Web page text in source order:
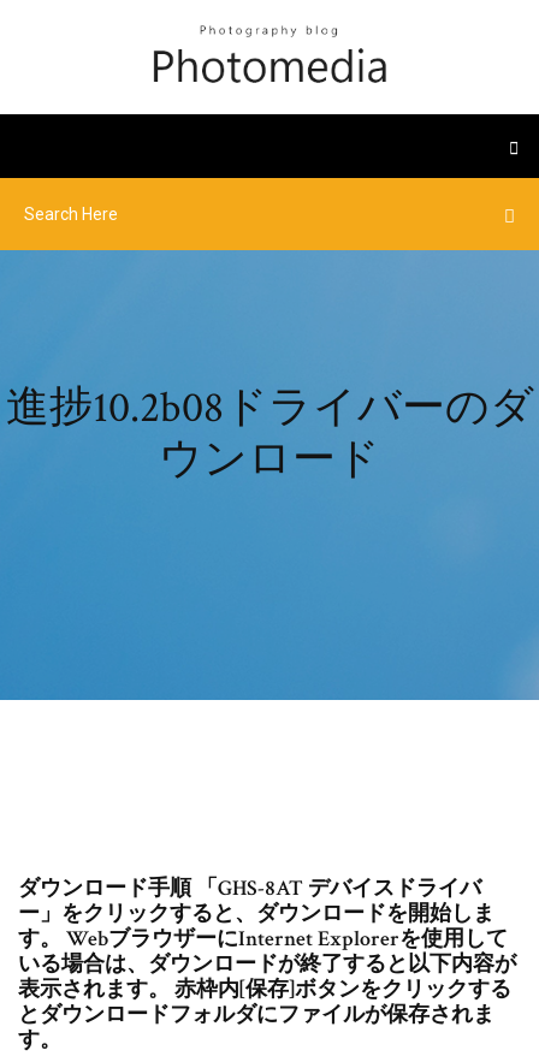
進捗10.2b08ドライバーのダ
ウンロード
ダウンロード手順 「GHS-8AT デバイスドライバ
ー」をクリックすると、ダウンロードを開始しま
す。 WebブラウザーにInternet Explorerを使用して
いる場合は、ダウンロードが終了すると以下内容が
表示されます。 赤枠内[保存]ボタンをクリックする
とダウンロードフォルダにファイルが保存されま
す。